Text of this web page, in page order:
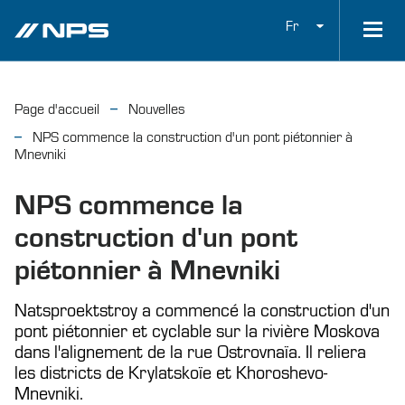
Fr
Page d'accueil
Nouvelles
NPS commence la construction d'un pont piétonnier à
Mnevniki
NPS commence la
construction d'un pont
piétonnier à Mnevniki
Natsproektstroy a commencé la construction d'un
pont piétonnier et cyclable sur la rivière Moskova
dans l'alignement de la rue Ostrovnaïa. Il reliera
les districts de Krylatskoïe et Khoroshevo-
Mnevniki.